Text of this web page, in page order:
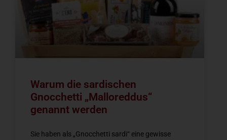
Warum die sardischen
Gnocchetti „Malloreddus“
genannt werden
Sie haben als „Gnocchetti sardi“ eine gewisse